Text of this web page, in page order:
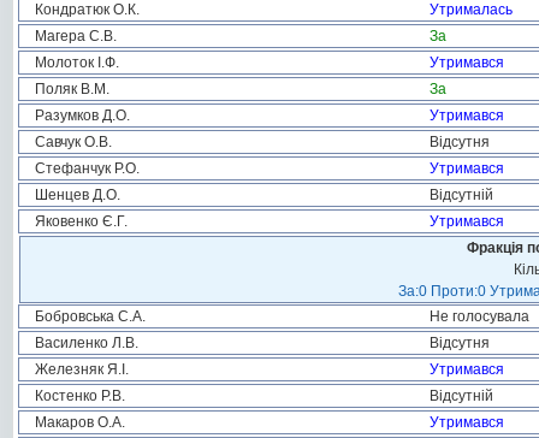
Кондратюк О.К.
Утрималась
Магера С.В.
За
Молоток І.Ф.
Утримався
Поляк В.М.
За
Разумков Д.О.
Утримався
Савчук О.В.
Відсутня
Стефанчук Р.О.
Утримався
Шенцев Д.О.
Відсутній
Яковенко Є.Г.
Утримався
Фракція
За:0 Проти:0
Бобровська С.А.
Не голосувала
Василенко Л.В.
Відсутня
Железняк Я.І.
Утримався
Костенко Р.В.
Відсутній
Макаров О.А.
Утримався